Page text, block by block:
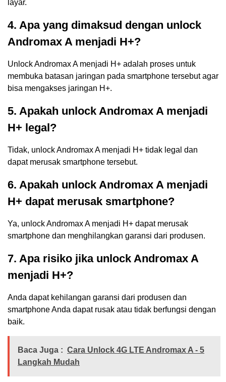
layar.
4. Apa yang dimaksud dengan unlock
Andromax A menjadi H+?
Unlock Andromax A menjadi H+ adalah proses untuk
membuka batasan jaringan pada smartphone tersebut agar
bisa mengakses jaringan H+.
5. Apakah unlock Andromax A menjadi
H+ legal?
Tidak, unlock Andromax A menjadi H+ tidak legal dan
dapat merusak smartphone tersebut.
6. Apakah unlock Andromax A menjadi
H+ dapat merusak smartphone?
Ya, unlock Andromax A menjadi H+ dapat merusak
smartphone dan menghilangkan garansi dari produsen.
7. Apa risiko jika unlock Andromax A
menjadi H+?
Anda dapat kehilangan garansi dari produsen dan
smartphone Anda dapat rusak atau tidak berfungsi dengan
baik.
Baca Juga : Cara Unlock 4G LTE Andromax A - 5
Langkah Mudah